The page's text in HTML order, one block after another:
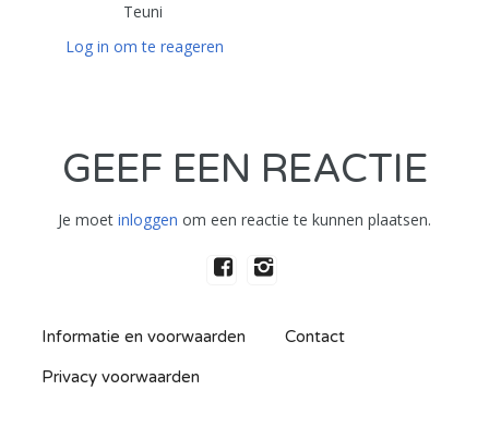
Teuni
Log in om te reageren
GEEF EEN REACTIE
Je moet inloggen om een reactie te kunnen plaatsen.
Informatie en voorwaarden Contact
Privacy voorwaarden